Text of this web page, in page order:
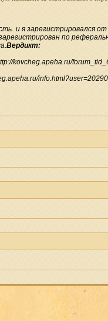
и я
по
Вердикт:
kovcheg.apeha.ru/